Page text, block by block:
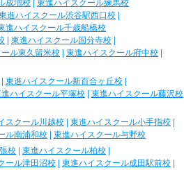
成増校
東進ハイスクール練馬校
進ハイスクール渋谷駅西口校
進ハイスクール千歳船橋校
東進ハイスクール国分寺校
ル東久留米校 東進ハイスクール府中校
東進ハイスクール新百合ヶ丘校
ハイスクール平塚校 東進ハイスクール藤沢校
スクール川越校 東進ハイスクール小手指校
ル南浦和校
東進ハイスクール与野校
校 東進ハイスクール柏校
ール津田沼校 東進ハイスクール成田駅前校